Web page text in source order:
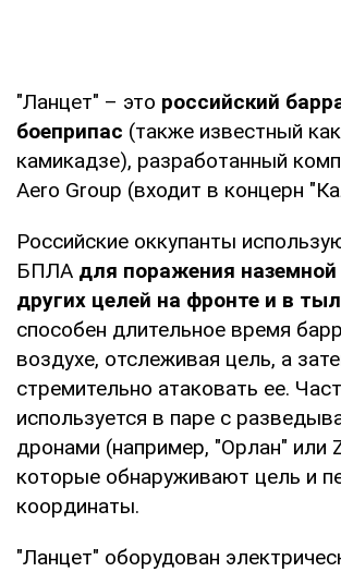
"Ланцет" – это российский
боеприпас (также известный
камикадзе), разработанный
Aero Group (входит в концерн
Российские оккупанты
БПЛА для поражения наземной
других целей на фронте и в
способен длительное время
воздухе, отслеживая цель, а
стремительно атаковать ее.
используется в паре с
дронами (например, "Орлан" или
которые обнаруживают цель и
координаты.
"Ланцет" оборудован